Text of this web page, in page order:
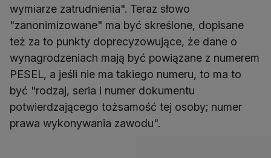
wymiarze zatrudnienia". Teraz słowo
"zanonimizowane" ma być skreślone, dopisane
też za to punkty doprecyzowujące, że dane o
wynagrodzeniach mają być powiązane z numerem
PESEL, a jeśli nie ma takiego numeru, to ma to
być "rodzaj, seria i numer dokumentu
potwierdzającego tożsamość tej osoby; numer
prawa wykonywania zawodu".